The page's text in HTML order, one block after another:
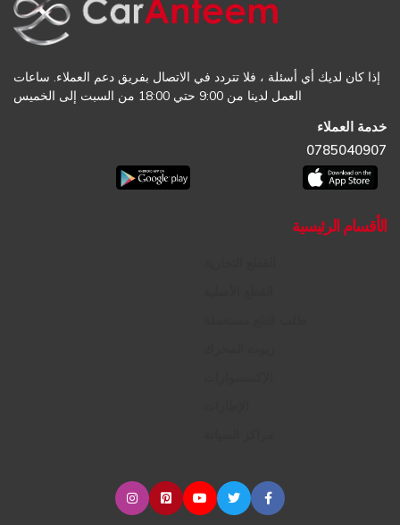
إذا كان لديك أي أسئلة ، فلا تتردد في الاتصال بفريق دعم العملاء. ساعات
العمل لدينا من 9:00 حتي 18:00 من السبت إلى الخميس
خدمة العملاء
0785040907
الأقسام الرئيسية